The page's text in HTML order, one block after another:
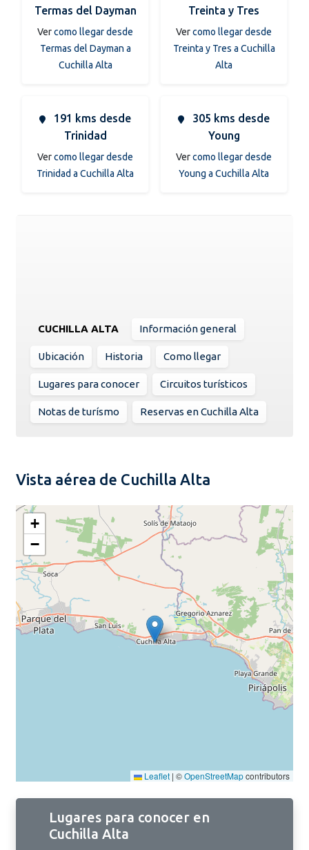
Termas del Dayman
Vercomo llegar desde
Termas del Dayman a
Cuchilla Alta
Treinta y Tres
Vercomo llegar desde
Treinta y Tres a Cuchilla
Alta
191 kms desde
Trinidad
Vercomo llegar desde
Trinidad a Cuchilla Alta
305 kms desde
Young
Vercomo llegar desde
Young a Cuchilla Alta
CUCHILLA ALTA Información general
Ubicación Historia Como llegar
Lugares para conocer Circuitos turísticos
Notas de turísmo Reservas en Cuchilla Alta
Vista aérea de Cuchilla Alta
+
−
Leaflet | ©OpenStreetMapcontributors
Lugares para conocer en
Cuchilla Alta